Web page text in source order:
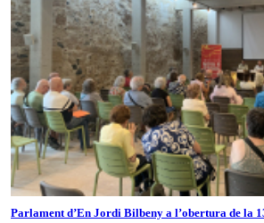
Parlament d’En Jordi Bilbeny a l’obertura de la